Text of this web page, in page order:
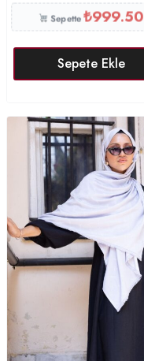
Sepette₺999.50
Sepete Ekle